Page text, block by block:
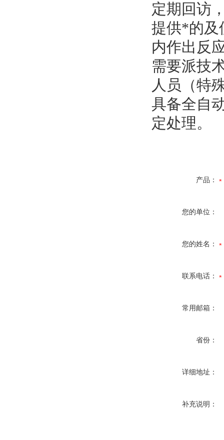
定期回访
提供*的及
内作出反
需要派技
人员（特
具备全自
定处理。
产品：
您的单位：
您的姓名：
联系电话：
常用邮箱：
省份：
详细地址：
补充说明：